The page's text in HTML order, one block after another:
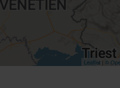
Leaflet | ©